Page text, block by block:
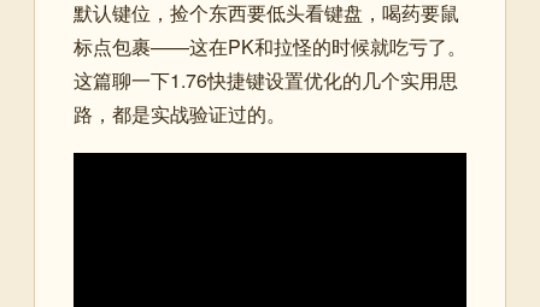
默认键位，捡个东西要低头看键盘，喝药要鼠
标点包裹——这在PK和拉怪的时候就吃亏了。
这篇聊一下1.76快捷键设置优化的几个实用思
路，都是实战验证过的。